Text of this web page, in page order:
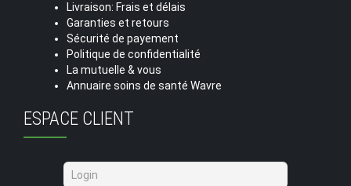
Livraison: Frais et délais
Garanties et retours
Sécurité de payement
Politique de confidentialité
La mutuelle & vous
Annuaire soins de santé Wavre
ESPACE CLIENT